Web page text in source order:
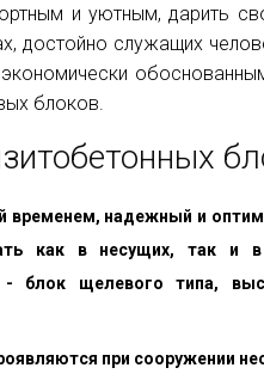
и уютным, дарить
достойно служащих
блоков.
временем, надежный и
как в несущих, так и
- блок щелевого типа,
при сооружении